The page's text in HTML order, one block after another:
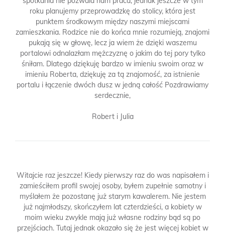
roku planujemy przeprowadzkę do stolicy, która jest
punktem środkowym między naszymi miejscami
zamieszkania. Rodzice nie do końca mnie rozumieją, znajomi
pukają się w głowę, lecz ja wiem że dzięki waszemu
portalowi odnalazłam mężczyznę o jakim do tej pory tylko
śniłam. Dlatego dziękuję bardzo w imieniu swoim oraz w
imieniu Roberta, dziękuję za tą znajomość, za istnienie
portalu i łączenie dwóch dusz w jedną całość Pozdrawiamy
serdecznie,
Robert i Julia
Witajcie raz jeszcze! Kiedy pierwszy raz do was napisałem i
zamieściłem profil swojej osoby, byłem zupełnie samotny i
myślałem że pozostanę już starym kawalerem. Nie jestem
już najmłodszy, skończyłem lat czterdzieści, a kobiety w
moim wieku zwykle mają już własne rodziny bąd są po
przejściach. Tutaj jednak okazało się że jest więcej kobiet w